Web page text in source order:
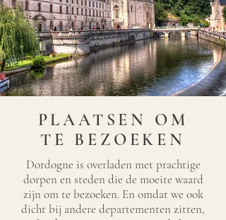
PLAATSEN OM
TE BEZOEKEN
Dordogne is overladen met prachtige
dorpen en steden die de moeite waard
zijn om te bezoeken. En omdat we ook
dicht bij andere departementen zitten,